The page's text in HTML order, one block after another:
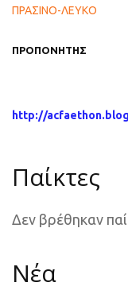
ΠΡΑΣΙΝΟ-ΛΕΥΚΟ
ΠΡΟΠΟΝΗΤΗΣ
http://
Παίκτες
Δεν βρέθηκαν
Νέα